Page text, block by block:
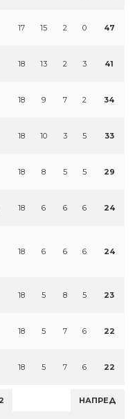
17 15 2 0 47
18 13 2 3 41
18 9 7 2 34
18 10 3 5 33
18 8 5 5 29
18 6 6 6 24
18 6 6 6 24
18 5 8 5 23
18 5 7 6 22
18 5 7 6 22
2 НАПРЕД